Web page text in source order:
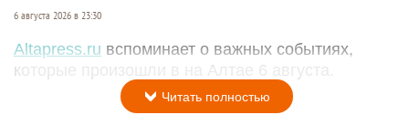
6 августа 2026 в 23:30
Altapress.ru вспоминает о важных событиях,
которые произошли в на Алтае 6 августа.
Читать полностью